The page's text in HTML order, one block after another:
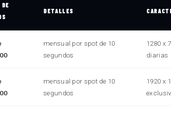
DE
DETALLES
mensual por spot de 10
segundos
1280 x
diarias
mensual por spot de 10
segundos
1920 x